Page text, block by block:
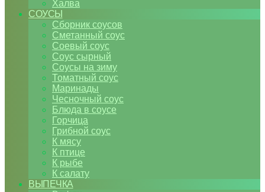
Халва
СОУСЫ
Сборник соусов
Сметанный соус
Соевый соус
Соус сырный
Соусы на зиму
Томатный соус
Маринады
Чесночный соус
Блюда в соусе
Горчица
Грибной соус
К мясу
К птице
К рыбе
К салату
ВЫПЕЧКА